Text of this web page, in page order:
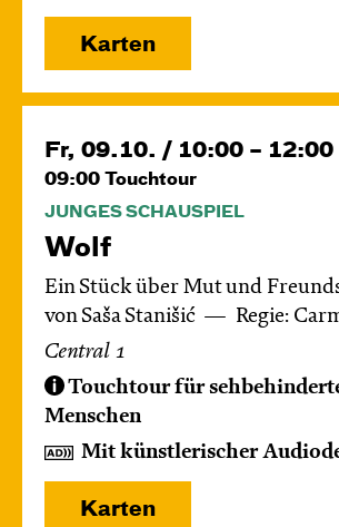
Karten
Fr, 09.10. / 10:00 – 12:00
09:00 Touchtour
JUNGES SCHAUSPIEL
Wolf
Ein Stück über Mut und
von Saša Stanišić
Regie:
Central 1
Touchtour für
Menschen
Mit künstlerischer
Karten